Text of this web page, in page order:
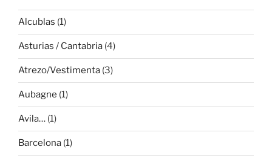
Alcublas (1)
Asturias / Cantabria (4)
Atrezo/Vestimenta (3)
Aubagne (1)
Avila… (1)
Barcelona (1)